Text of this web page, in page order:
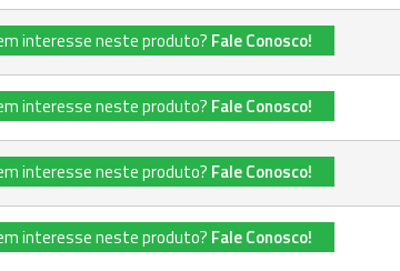
interesse neste produto? Fale Conosco!
interesse neste produto? Fale Conosco!
interesse neste produto? Fale Conosco!
interesse neste produto? Fale Conosco!